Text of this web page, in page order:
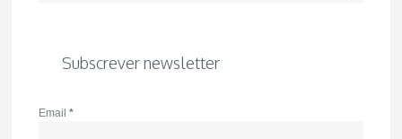
Subscrever newsletter
Email*